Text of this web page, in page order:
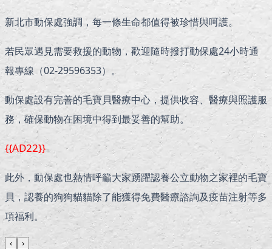
新北市動保處強調，每一條生命都值得被珍惜與呵護。
若民眾遇見需要救援的動物，歡迎隨時撥打動保處24小時通
報專線（02-29596353）。
動保處設有完善的毛寶貝醫療中心，提供收容、醫療與照護服
務，確保動物在困境中得到最妥善的幫助。
{{AD22}}
此外，動保處也熱情呼籲大家踴躍認養公立動物之家裡的毛寶
貝，認養的狗狗貓貓除了能獲得免費醫療諮詢及疫苗注射等多
項福利。
‹ ›